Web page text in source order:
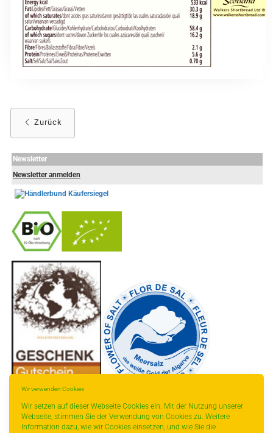
Wir verwenden Cookies
Wir setzen auf dieser Webseite Cookies ein. Mit der Nutzung unserer
Webseite, stimmen Sie der Verwendung von Cookies zu. Weitere
Information dazu, wie wir Cookies einsetzen, und wie Sie die
Zurück
Newsletter
Newsletter anmelden